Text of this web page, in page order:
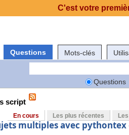
Questions Mots-clés
Questions
script
En cours Les plus récentes
multiples avec
C'est votre